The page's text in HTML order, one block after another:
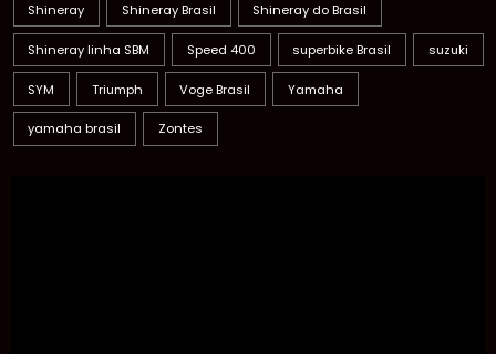
Shineray Shineray Brasil Shineray do Brasil
Shineray linha SBM Speed 400 superbike Brasil suzuki
SYM Triumph Voge Brasil Yamaha
yamaha brasil Zontes